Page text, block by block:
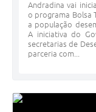
Andradina vai
o programa Bolsa
a população
A iniciativa do
secretarias de
parceria com...